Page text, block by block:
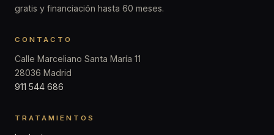
gratis y financiación hasta 60 meses.
CONTACTO
Calle Marceliano Santa María 11
28036 Madrid
911 544 686
TRATAMIENTOS